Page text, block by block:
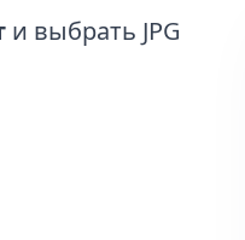
и выбрать JPG